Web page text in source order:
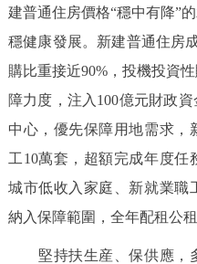
建普通住房價格“穩中有降”
穩健康發展。新建普通住房
購比重接近90%，投機投資
障力度，注入100億元財政
中心，優先保障用地需求，
工10萬套，超額完成年度
城市低收入家庭、新就業職
納入保障範圍，全年配租公租
堅持扶生産、保供應，